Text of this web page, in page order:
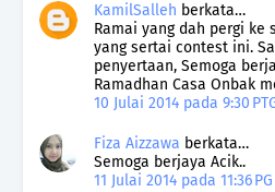
KamilSalleh berkata…
Ramai yang dah pergi
yang sertai contest ini.
penyertaan, Semoga
Ramadhan Casa Onbak
10 Julai 2014 pada 9:30
Fiza Aizzawa berkata…
Semoga berjaya Acik..
11 Julai 2014 pada 11:36 PG